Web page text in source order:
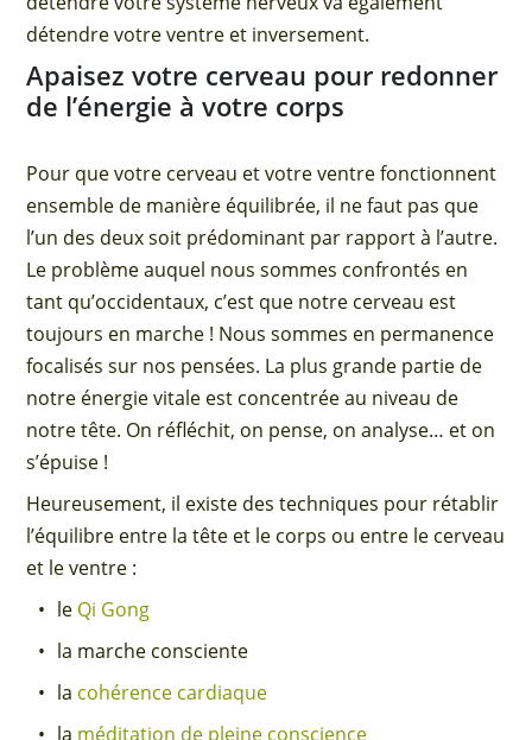
détendre votre ventre et inversement.
Apaisez votre cerveau pour redonner
de l’énergie à votre corps
Pour que votre cerveau et votre ventre fonctionnent
ensemble de manière équilibrée, il ne faut pas que
l’un des deux soit prédominant par rapport à l’autre.
Le problème auquel nous sommes confrontés en
tant qu’occidentaux, c’est que notre cerveau est
toujours en marche ! Nous sommes en permanence
focalisés sur nos pensées. La plus grande partie de
notre énergie vitale est concentrée au niveau de
notre tête. On réfléchit, on pense, on analyse… et on
s’épuise !
Heureusement, il existe des techniques pour rétablir
l’équilibre entre la tête et le corps ou entre le cerveau
et le ventre :
le Qi Gong
la marche consciente
la cohérence cardiaque
la méditation de pleine conscience